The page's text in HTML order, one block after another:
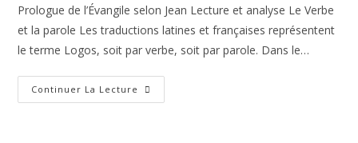
publication :
Prologue de l’Évangile selon Jean Lecture et analyse Le Verbe
et la parole Les traductions latines et françaises représentent
le terme Logos, soit par verbe, soit par parole. Dans le…
Continuer La Lecture Prologue
De